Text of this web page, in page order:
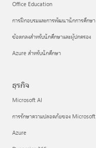
Office Education
การฝึกอบรมและการพัฒนานักการศึกษา
ข้อตกลงสำหรับนักศึกษาและผู้ปกครอง
Azure สำหรับนักศึกษา
ธุรกิจ
Microsoft AI
การรักษาความปลอดภัยของ Microsoft
Azure